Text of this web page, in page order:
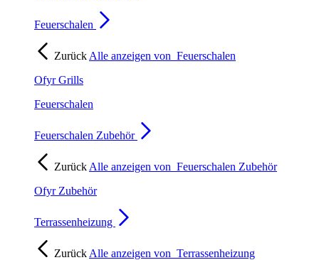
Feuerschalen
Zurück Alle anzeigen von Feuerschalen
Ofyr Grills
Feuerschalen
Feuerschalen Zubehör
Zurück Alle anzeigen von Feuerschalen Zubehör
Ofyr Zubehör
Terrassenheizung
Zurück Alle anzeigen von Terrassenheizung